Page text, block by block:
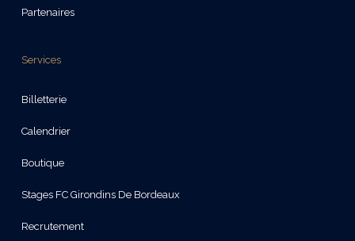
Partenaires
Services
Billetterie
Calendrier
Boutique
Stages FC Girondins De Bordeaux
Recrutement